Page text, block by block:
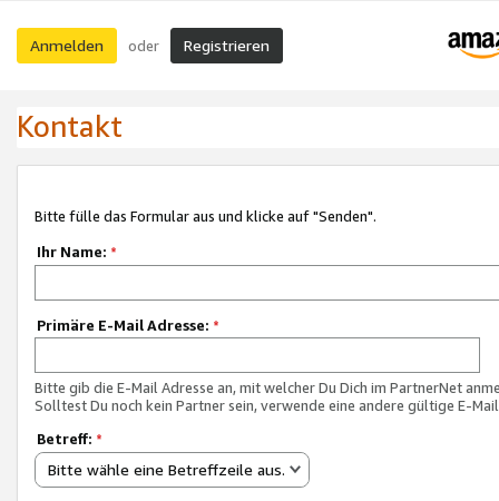
Anmelden oder Registrieren
Kontakt
Bitte fülle das Formular aus und klicke auf "Senden".
Ihr Name: *
Primäre E-Mail Adresse: *
Bitte gib die E-Mail Adresse an, mit welcher Du Dich im PartnerNet
Solltest Du noch kein Partner sein, verwende eine andere gültige E-
Betreff: *
Bitte wähle eine Betreffzeile aus.